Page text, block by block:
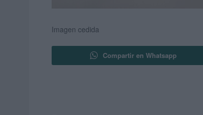
Imagen cedida
Compartir en Whatsapp